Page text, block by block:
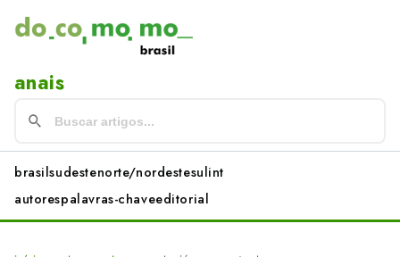
anais
brasilsudestenorte/nordestesulint
autorespalavras-chaveeditorial